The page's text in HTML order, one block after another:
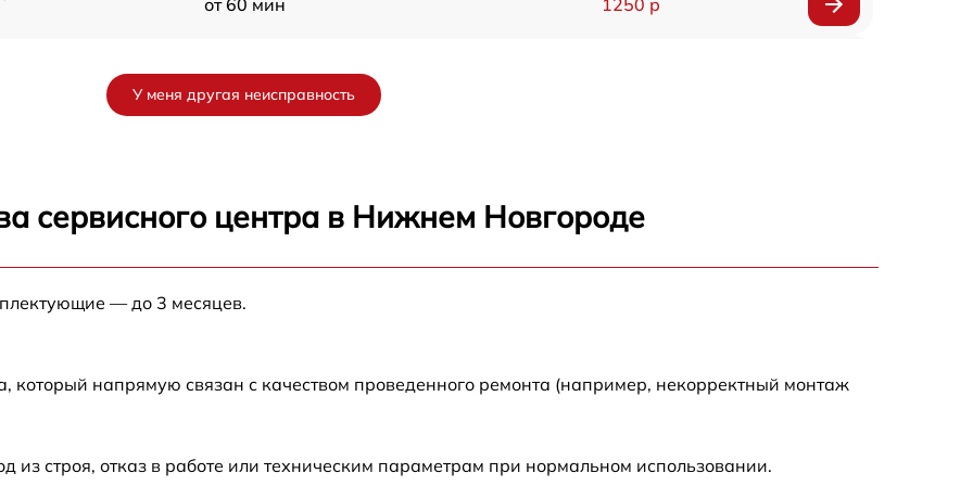
от 60 мин
У меня другая неисправность
сервисного центра в Нижнем Новгороде
— до 3 месяцев.
который напрямую связан с качеством проведенного ремонта (например, некорректный монтаж
строя, отказ в работе или техническим параметрам при нормальном использовании.